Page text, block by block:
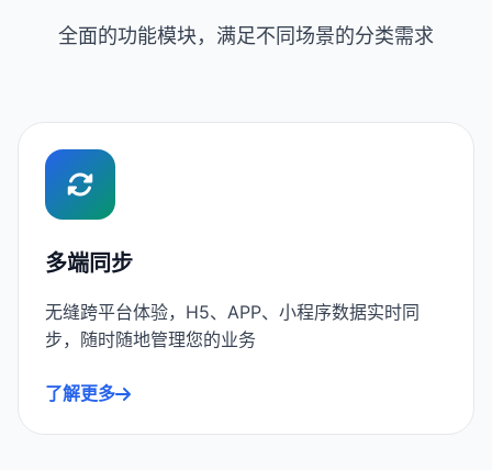
全面的功能模块，满足不同场景的分类需求
多端同步
无缝跨平台体验，H5、APP、小程序数据实时同
步，随时随地管理您的业务
了解更多